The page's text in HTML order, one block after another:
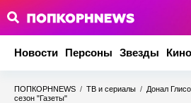
Новости Персоны Звезды Кино
ПОПКОРНNEWS / ТВ и сериалы / Донал
сезон "Газеты"